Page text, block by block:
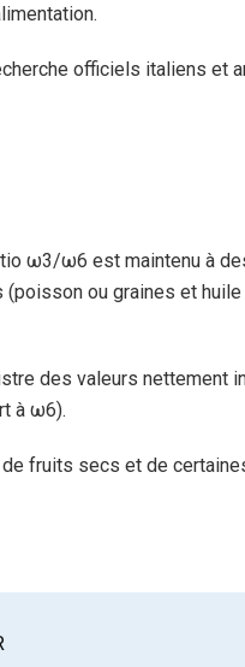
officiels italiens et
ω3/ω6 est maintenu à
(poisson ou graines et
des valeurs nettement
à ω6).
fruits secs et de